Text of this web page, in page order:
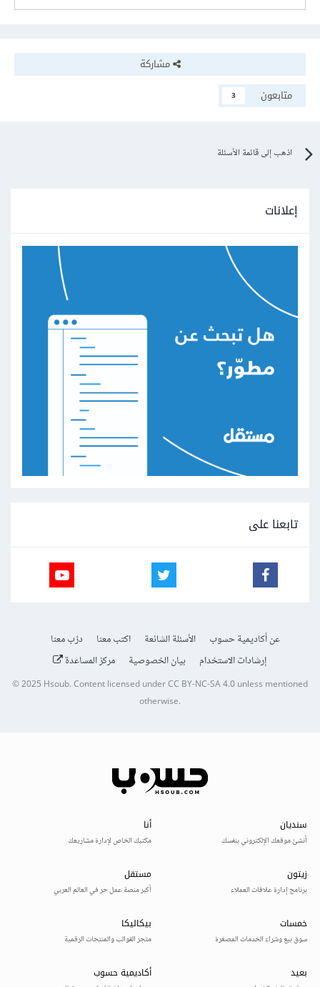
مشاركة
متابعون
3
اذهب إلى قائمة الأسئلة
إعلانات
تابعنا على
عن أكاديمية حسوب الأسئلة الشائعة اكتب معنا
درّب معنا
إرشادات الاستخدام
بيان الخصوصية مركز المساعدة
© 2025Hsoub.Content licensed underCC BY-NC-SA 4.0unless mentioned
otherwise.